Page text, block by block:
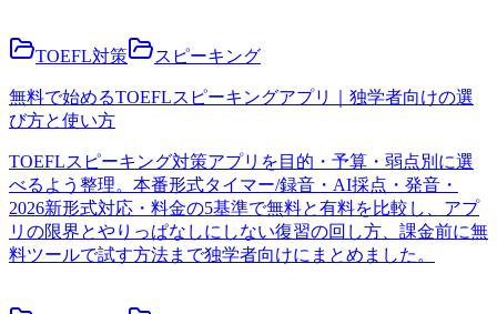
TOEFL対策 スピーキング
無料で始めるTOEFLスピーキングアプリ｜独学者向けの選
び方と使い方
TOEFLスピーキング対策アプリを目的・予算・弱点別に選
べるよう整理。本番形式タイマー/録音・AI採点・発音・
2026新形式対応・料金の5基準で無料と有料を比較し、アプ
リの限界とやりっぱなしにしない復習の回し方、課金前に無
料ツールで試す方法まで独学者向けにまとめました。